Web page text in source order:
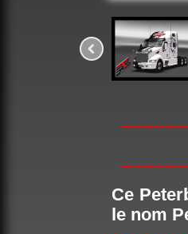
Ce
le nom